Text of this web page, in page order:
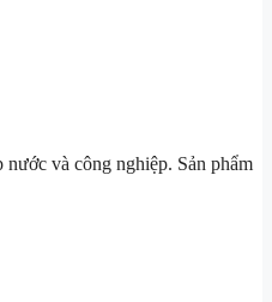
và công nghiệp. Sản phẩm